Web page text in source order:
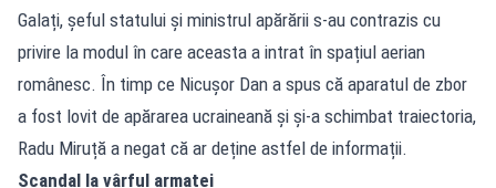
Galați, șeful statului și ministrul apărării s-au contrazis cu
privire la modul în care aceasta a intrat în spațiul aerian
românesc. În timp ce Nicușor Dan a spus că aparatul de zbor
a fost lovit de apărarea ucraineană și și-a schimbat traiectoria,
Radu Miruță a negat că ar deține astfel de informații.
Scandal la vârful armatei